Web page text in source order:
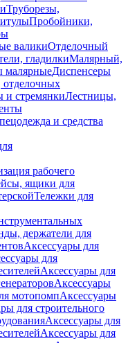
Труборезы,
Пробойники,
валикиОтделочный
гладилкиМалярный,
малярныеДиспенсеры
отделочных
и стремянкиЛестницы,
и средства
рабочего
ящики для
Тележки для
держатели для
Аксессуары для
для
Аксессуары для
Аксессуары
мотопомпАксессуары
для строительного
Аксессуары для
Аксессуары для